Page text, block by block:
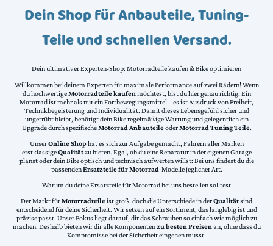
Dein Shop für Anbauteile, Tuning-
Teile und schnellen Versand.
Dein ultimativer Experten-Shop: Motorradteile kaufen & Bike optimieren
Willkommen bei deinem Experten für maximale Performance auf zwei Rädern! Wenn
du hochwertigeMotorradteile kaufen möchtest, bist du hier genau richtig. Ein
Motorrad ist mehr als nur ein Fortbewegungsmittel – es ist Ausdruck von Freiheit,
Technikbegeisterung und Individualität. Damit dieses Lebensgefühl sicher und
ungetrübt bleibt, benötigt dein Bike regelmäßige Wartung und gelegentlich ein
Upgrade durch spezifischeMotorrad AnbauteileoderMotorrad Tuning Teile.
UnserOnline Shophat es sich zur Aufgabe gemacht, Fahrern aller Marken
erstklassigeQualitätzu bieten. Egal, ob du eine Reparatur in der eigenen Garage
planst oder dein Bike optisch und technisch aufwerten willst: Bei uns findest du die
passendenErsatzteile für Motorrad-Modelle jeglicher Art.
Warum du deine Ersatzteile für Motorrad bei uns bestellen solltest
Der Markt fürMotorradteileist groß, doch die Unterschiede in derQualitätsind
entscheidend für deine Sicherheit. Wir setzen auf ein Sortiment, das langlebig ist und
präzise passt. Unser Fokus liegt darauf, dir das Schrauben so einfach wie möglich zu
machen. Deshalb bieten wir dir alle Komponentenzu besten Preisenan, ohne dass du
Kompromisse bei der Sicherheit eingehen musst.